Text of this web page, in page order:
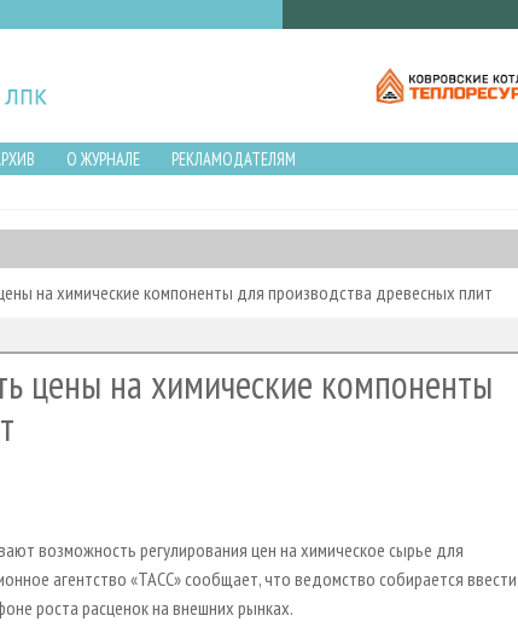
О ЖУРНАЛЕ
РЕКЛАМОДАТЕЛЯМ
на химические компоненты для производства древесных плит
цены на химические компоненты
возможность регулирования цен на химическое сырье для
агентство «ТАСС» сообщает, что ведомство собирается ввести
роста расценок на внешних рынках.